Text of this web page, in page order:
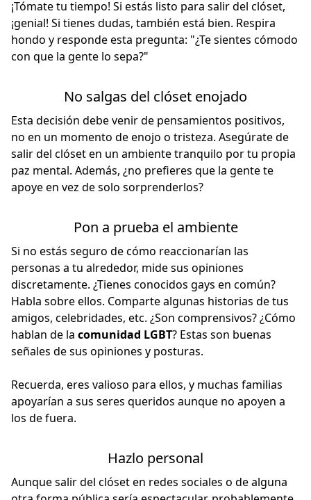
¡Tómate tu tiempo! Si estás listo para salir del clóset,
¡genial! Si tienes dudas, también está bien. Respira
hondo y responde esta pregunta: "¿Te sientes cómodo
con que la gente lo sepa?"
No salgas del clóset enojado
Esta decisión debe venir de pensamientos positivos,
no en un momento de enojo o tristeza. Asegúrate de
salir del clóset en un ambiente tranquilo por tu propia
paz mental. Además, ¿no prefieres que la gente te
apoye en vez de solo sorprenderlos?
Pon a prueba el ambiente
Si no estás seguro de cómo reaccionarían las
personas a tu alrededor, mide sus opiniones
discretamente. ¿Tienes conocidos gays en común?
Habla sobre ellos. Comparte algunas historias de tus
amigos, celebridades, etc. ¿Son comprensivos? ¿Cómo
hablan de la comunidad LGBT? Estas son buenas
señales de sus opiniones y posturas.
Recuerda, eres valioso para ellos, y muchas familias
apoyarían a sus seres queridos aunque no apoyen a
los de fuera.
Hazlo personal
Aunque salir del clóset en redes sociales o de alguna